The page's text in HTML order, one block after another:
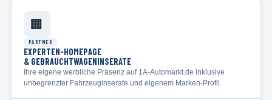
🏢
PARTNER
EXPERTEN-HOMEPAGE
& GEBRAUCHTWAGENINSERATE
Ihre eigene werbliche Präsenz auf 1A-Automarkt.de inklusive
unbegrenzter Fahrzeuginserate und eigenem Marken-Profil.